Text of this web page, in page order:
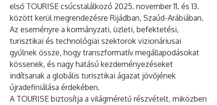
első TOURISE csúcstalálkozó 2025. november 11. és 13.
között kerül megrendezésre Rijádban, Szaúd-Arábiában.
Az eseményre a kormányzati, üzleti, befektetési,
turisztikai és technológiai szektorok vizionáriusai
gyűlnek össze, hogy transzformatív megállapodásokat
kössenek, és nagy hatású kezdeményezéseket
indítsanak a globális turisztikai ágazat jövőjének
újradefiniálása érdekében.
A TOURISE biztosítja a világméretű részvételt, miközben